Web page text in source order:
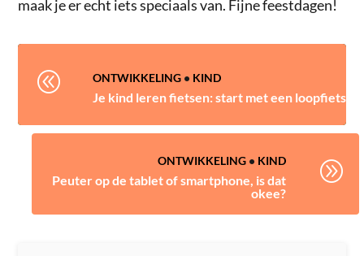
maak je er echt iets speciaals van. Fijne feestdagen!
@ ONTWIKKELING• KIND
Je kind leren fietsen: start met een loopfiets
ONTWIKKELING• KIND
Peuter op de tablet of smartphone, is dat
okee?
A